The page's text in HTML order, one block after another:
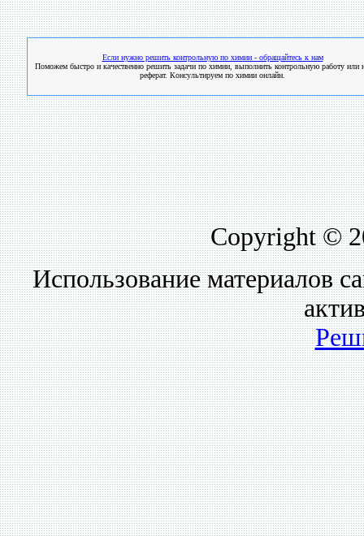
Если нужно решить контрольную по химии - обращайтесь к нам
Поможем быстро и качественно решить задачи по химии, выполнить контрольную работу или
реферат. Консультируем по химии онлайн.
Copyright ©
Использование материалов